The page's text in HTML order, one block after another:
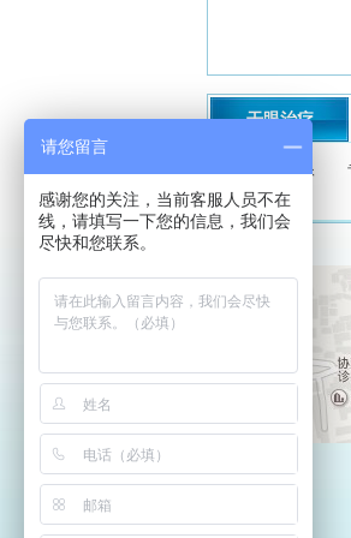
干眼治疗
什么是干眼
请您留言
感谢您的关注，当前客服人员不在
线，请填写一下您的信息，我们会
尽快和您联系。